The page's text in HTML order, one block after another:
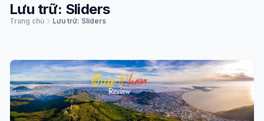
Lưu trữ: Sliders
Trang chủ Lưu trữ: Sliders